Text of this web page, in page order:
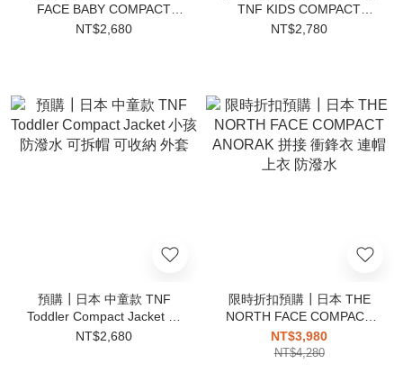
FACE BABY COMPACT
JACKET 嬰兒款 防風 防潑水
NT$2,680
TNF KIDS COMPACT
JACKET 小孩 防潑水 可拆帽
NT$2,780
預購┃日本 中童款 TNF
Toddler Compact Jacket 小
孩 防潑水 可拆帽 可收納 外
NT$2,680
限時折扣預購┃日本 THE
NORTH FACE COMPACT
ANORAK 拼接 衝鋒衣 連帽
上衣 防潑水
NT$3,980
NT$4,280